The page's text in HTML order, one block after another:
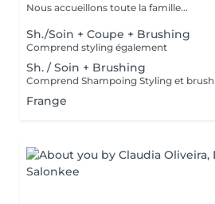
Nous accueillons toute la famille...
Sh./Soin + Coupe + Brushing
Comprend styling également
Sh. / Soin + Brushing
Comprend Shampoing Styling et brush
Frange